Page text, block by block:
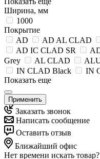
Ширина, мм
1000
Покрытие
AD
AD AL CLAD
AD IC CLAD SR
Grey
AL CLAD
IN CLAD Black
IN
Показать еще
Применить
Заказать звонок
Написать сообщение
Оставить отзыв
Ближайший офис
Нет времени искать товар?